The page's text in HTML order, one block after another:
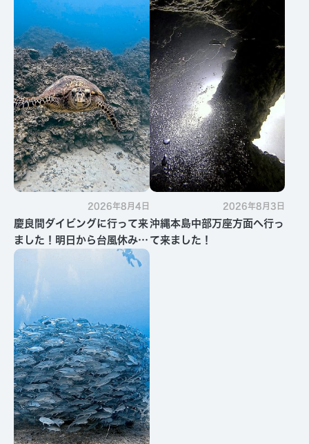
2026年8月4日
慶良間ダイビングに行って来
ました！明日から台風休みで
す・・・
2026年8月3日
沖縄本島中部万座方面へ行っ
て来ました！